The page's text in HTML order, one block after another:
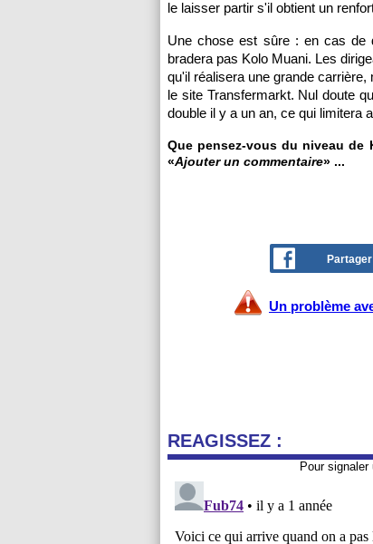
le laisser partir s'il obtient un
Une chose est sûre : en cas de
bradera pas Kolo Muani. Les
qu'il réalisera une grande
le site Transfermarkt. Nul doute
double il y a un an, ce qui limitera
Que pensez-vous du niveau de
«Ajouter un commentaire» ...
Un problème
REAGISSEZ :
Pour